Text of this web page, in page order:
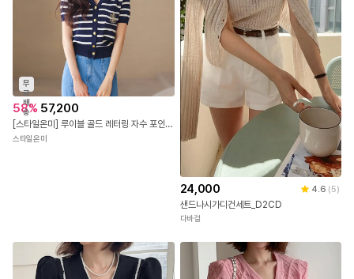
무
료
배
송
58% 57,200
[스타일온미] 루이블 골드 레터링 자수 포인트 스트라이프 카라 니트 가디건
스타일온미
24,000 4.6 (5)
샌드나시가디건세트_D2CD
다바걸